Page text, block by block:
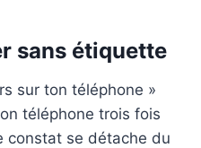
sans étiquette
sur ton téléphone »
téléphone trois fois
constat se détache du